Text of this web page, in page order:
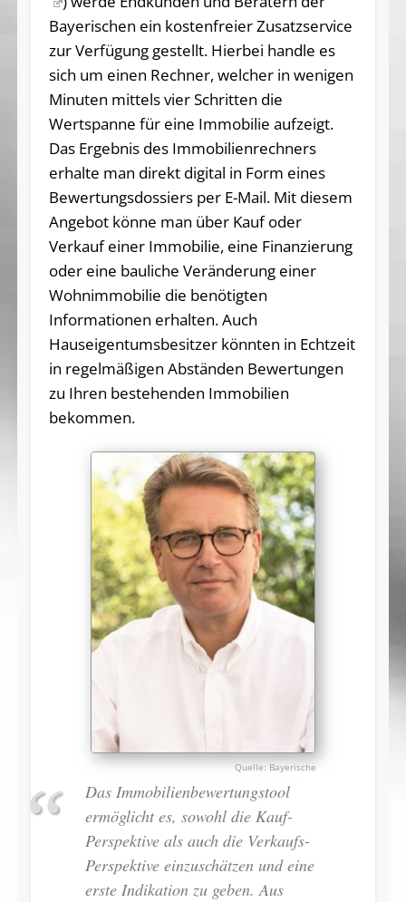
Bayerischen ein kostenfreier Zusatzservice
zur Verfügung gestellt. Hierbei handle es
sich um einen Rechner, welcher in wenigen
Minuten mittels vier Schritten die
Wertspanne für eine Immobilie aufzeigt.
Das Ergebnis des Immobilienrechners
erhalte man direkt digital in Form eines
Bewertungsdossiers per E-Mail. Mit diesem
Angebot könne man über Kauf oder
Verkauf einer Immobilie, eine Finanzierung
oder eine bauliche Veränderung einer
Wohnimmobilie die benötigten
Informationen erhalten. Auch
Hauseigentumsbesitzer könnten in Echtzeit
in regelmäßigen Abständen Bewertungen
zu Ihren bestehenden Immobilien
bekommen.
Bayerische
Das Immobilienbewertungstool
ermöglicht es, sowohl die Kauf-
Perspektive als auch die Verkaufs-
Perspektive einzuschätzen und eine
erste Indikation zu geben. Aus